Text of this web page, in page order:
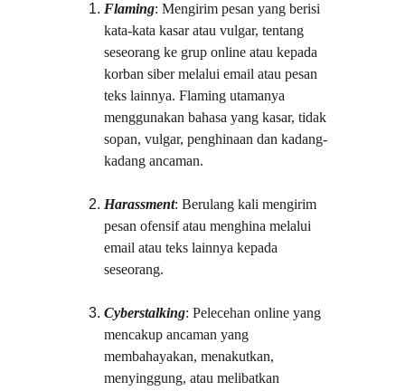
Flaming: Mengirim pesan yang berisi
kata-kata kasar atau vulgar, tentang
seseorang ke grup online atau kepada
korban siber melalui email atau pesan
teks lainnya. Flaming utamanya
menggunakan bahasa yang kasar, tidak
sopan, vulgar, penghinaan dan kadang-
kadang ancaman.
Harassment: Berulang kali mengirim
pesan ofensif atau menghina melalui
email atau teks lainnya kepada
seseorang.
Cyberstalking: Pelecehan online yang
mencakup ancaman yang
membahayakan, menakutkan,
menyinggung, atau melibatkan